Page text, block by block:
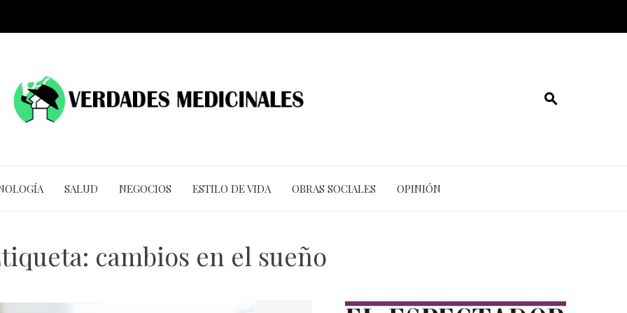
SALUD NEGOCIOS ESTILO DE VIDA OBRAS SOCIALES OPINIÓN
cambios en el sueño